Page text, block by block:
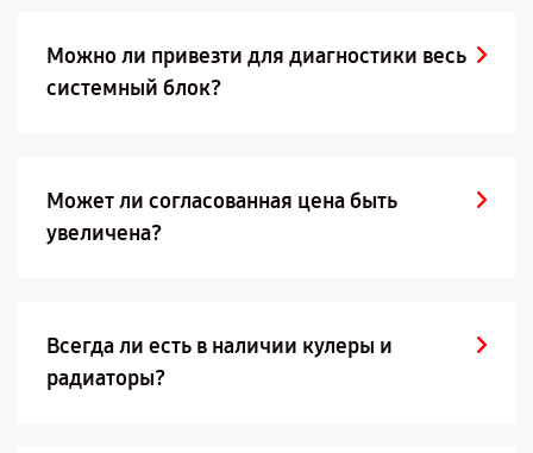
Можно ли привезти для диагностики весь
системный блок?
Может ли согласованная цена быть
увеличена?
Всегда ли есть в наличии кулеры и
радиаторы?